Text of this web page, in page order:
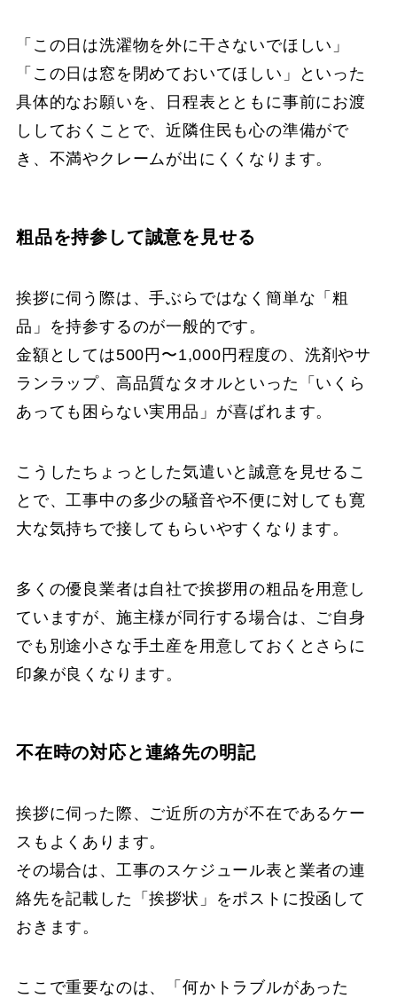
「この日は洗濯物を外に干さないでほしい」
「この日は窓を閉めておいてほしい」といった
具体的なお願いを、日程表とともに事前にお渡
ししておくことで、近隣住民も心の準備がで
き、不満やクレームが出にくくなります。
粗品を持参して誠意を見せる
挨拶に伺う際は、手ぶらではなく簡単な「粗
品」を持参するのが一般的です。
金額としては500円〜1,000円程度の、洗剤やサ
ランラップ、高品質なタオルといった「いくら
あっても困らない実用品」が喜ばれます。
こうしたちょっとした気遣いと誠意を見せるこ
とで、工事中の多少の騒音や不便に対しても寛
大な気持ちで接してもらいやすくなります。
多くの優良業者は自社で挨拶用の粗品を用意し
ていますが、施主様が同行する場合は、ご自身
でも別途小さな手土産を用意しておくとさらに
印象が良くなります。
不在時の対応と連絡先の明記
挨拶に伺った際、ご近所の方が不在であるケー
スもよくあります。
その場合は、工事のスケジュール表と業者の連
絡先を記載した「挨拶状」をポストに投函して
おきます。
ここで重要なのは、「何かトラブルがあった